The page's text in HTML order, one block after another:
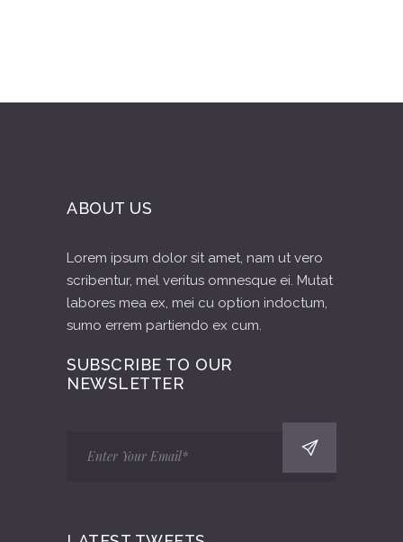
ABOUT US
Lorem ipsum dolor sit amet, nam ut vero
scribentur, mel veritus omnesque ei. Mutat
labores mea ex, mei cu option indoctum,
sumo errem partiendo ex cum.
SUBSCRIBE TO OUR
NEWSLETTER